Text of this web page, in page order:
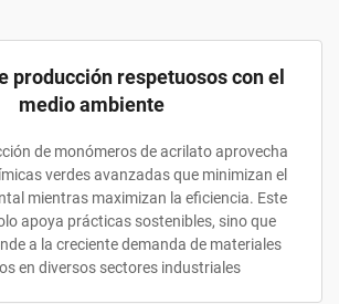
producción respetuosos con el
medio ambiente
de monómeros de acrilato aprovecha
verdes avanzadas que minimizan el
mientras maximizan la eficiencia. Este
apoya prácticas sostenibles, sino que
a la creciente demanda de materiales
en diversos sectores industriales